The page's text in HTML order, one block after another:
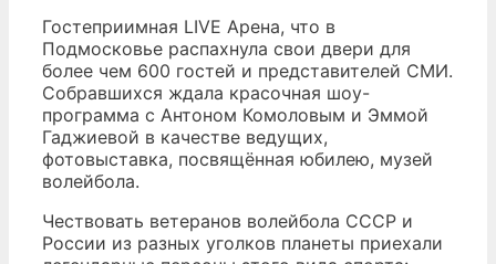
Гостеприимная LIVE Арена, что в
Подмосковье распахнула свои двери для
более чем 600 гостей и представителей СМИ.
Собравшихся ждала красочная шоу-
программа с Антоном Комоловым и Эммой
Гаджиевой в качестве ведущих,
фотовыставка, посвящённая юбилею, музей
волейбола.
Чествовать ветеранов волейбола СССР и
России из разных уголков планеты приехали